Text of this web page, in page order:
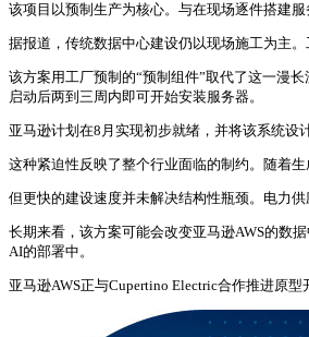
该项目以预制生产为核心。与在现场逐件搭建
据报道，传统数据中心建设仍以现场施工为主
该方案用工厂预制的“预制组件”取代了这一漫
启动后两到三周内即可开始安装服务器。
亚马逊计划在8月实现初步就绪，并将该系统设
这种紧迫性反映了整个行业面临的制约。随着
但更快的建设速度并未解决结构性瓶颈。电力
长期来看，该方案可能会改变亚马逊AWS的数
AI的部署中。
亚马逊AWS正与Cupertino Electric合作推进原